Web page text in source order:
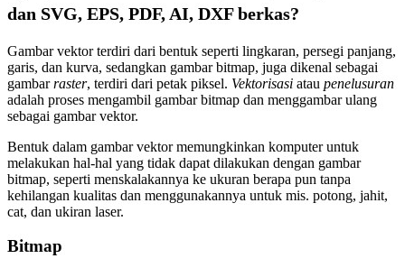
dan SVG, EPS, PDF, AI, DXF berkas?
Gambar vektor terdiri dari bentuk seperti lingkaran, persegi panjang,
garis, dan kurva, sedangkan gambar bitmap, juga dikenal sebagai
gambarraster, terdiri dari petak piksel. Vektorisasi atau penelusuran
adalah proses mengambil gambar bitmap dan menggambar ulang
sebagai gambar vektor.
Bentuk dalam gambar vektor memungkinkan komputer untuk
melakukan hal-hal yang tidak dapat dilakukan dengan gambar
bitmap, seperti menskalakannya ke ukuran berapa pun tanpa
kehilangan kualitas dan menggunakannya untuk mis. potong, jahit,
cat, dan ukiran laser.
Bitmap